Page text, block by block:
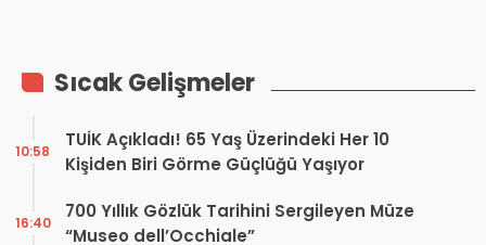
Sıcak Gelişmeler
TUİK Açıkladı! 65 Yaş Üzerindeki Her 10
Kişiden Biri Görme Güçlüğü Yaşıyor
10:58
700 Yıllık Gözlük Tarihini Sergileyen Müze
“Museo dell’Occhiale”
16:40